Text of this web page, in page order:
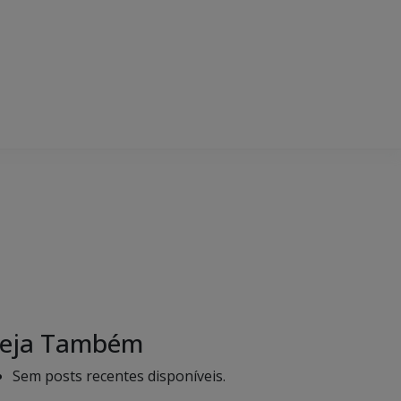
Também
Sem posts recentes disponíveis.